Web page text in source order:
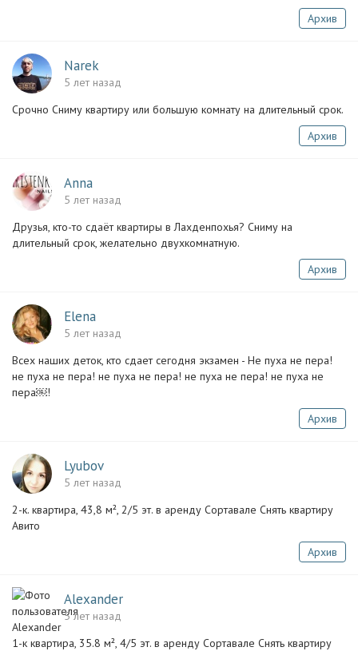
Архив
Narek
5 лет назад
Срочно Сниму квартиру или большую комнату на длительный срок.
Архив
Anna
5 лет назад
Друзья, кто-то сдаёт квартиры в Лахденпохья? Сниму на
длительный срок, желательно двухкомнатную.
Архив
Elena
5 лет назад
Всех наших деток, кто сдает сегодня экзамен - Не пуха не пера!
не пуха не пера! не пуха не пера! не пуха не пера! не пуха не
пера￼!
Архив
Lyubov
5 лет назад
2-к. квартира, 43,8 м², 2/5 эт. в аренду Сортавале Снять квартиру
Авито
Архив
Alexander
5 лет назад
1-к квартира, 35.8 м², 4/5 эт. в аренду Сортавале Снять квартиру